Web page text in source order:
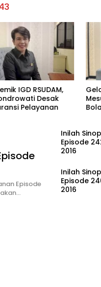
IGD RSUDAM,
Desak
Pelayanan
Episode
Inilah
Episode
2016
Inilah
Episode
2016